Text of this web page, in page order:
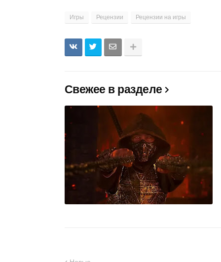
Игры Рецензии Рецензии на игры
Свежее в разделе